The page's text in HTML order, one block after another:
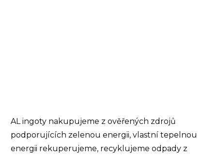
AL ingoty nakupujeme z ověřených zdrojů
podporujících zelenou energii, vlastní tepelnou
energii rekuperujeme, recyklujeme odpady z